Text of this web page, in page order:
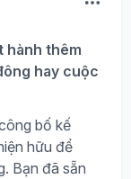
hành thêm
hay cuộc
bố kế
hữu để
Bạn đã sẵn